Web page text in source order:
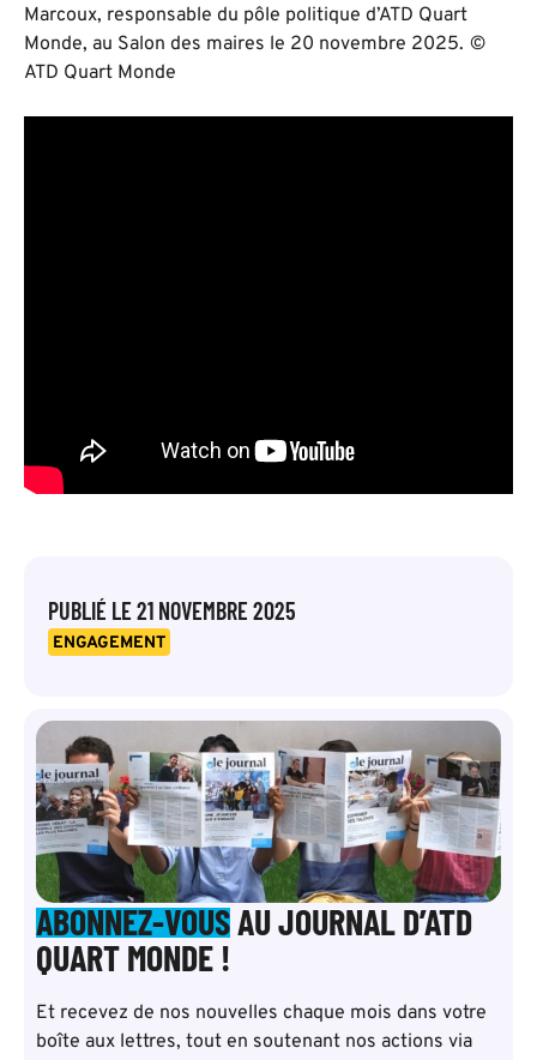
PUBLIÉ LE 21 NOVEMBRE 2025
ENGAGEMENT
ABONNEZ-VOUSAU JOURNAL D’ATD
QUART MONDE !
Et recevez de nos nouvelles chaque mois dans votre
boîte aux lettres, tout en soutenant nos actions via
Marcoux, responsable du pôle politique d’ATD Quart
Monde, au Salon des maires le 20 novembre 2025. ©
ATD Quart Monde